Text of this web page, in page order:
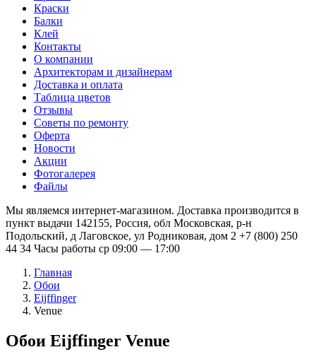
Краски
Балки
Клей
Контакты
О компании
Архитекторам и дизайнерам
Доставка и оплата
Таблица цветов
Отзывы
Советы по ремонту
Оферта
Новости
Акции
Фотогалерея
Файлы
Мы являемся интернет-магазином. Доставка производится в
пункт выдачи 142155, Россия, обл Московская, р-н
Подольский, д Лаговское, ул Родниковая, дом 2 +7 (800) 250
44 34 Часы работы ср 09:00 — 17:00
Главная
Обои
Eijffinger
Venue
Обои Eijffinger Venue